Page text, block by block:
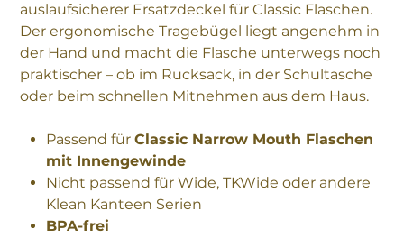
auslaufsicherer Ersatzdeckel für Classic Flaschen.
Der ergonomische Tragebügel liegt angenehm in
der Hand und macht die Flasche unterwegs noch
praktischer – ob im Rucksack, in der Schultasche
oder beim schnellen Mitnehmen aus dem Haus.
Passend fürClassic Narrow Mouth Flaschen
mit Innengewinde
Nicht passend für Wide, TKWide oder andere
Klean Kanteen Serien
BPA-frei